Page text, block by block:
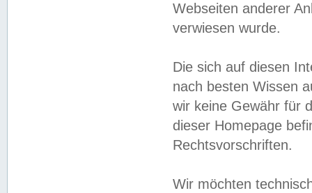
Webseiten anderer
verwiesen wurde.
Die sich auf diesen
nach besten Wissen
wir keine Gewähr für
dieser Homepage
Rechtsvorschriften.
Wir möchten